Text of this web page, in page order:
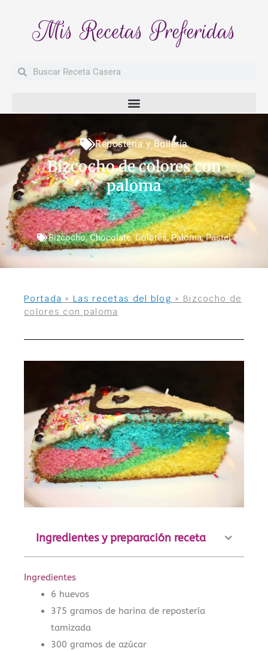
Mis Recetas Preferidas
BuscarBuscar
Repostería y Bollería
Bizcocho de colores con
paloma
Bizcocho,Chocolate,Colores,Paloma,Pastel
Portada » Las recetas del blog » Bizcocho de
colores con paloma
Ingredientes y preparación receta
Ingredientes
6 huevos
375 gramos de harina de repostería
tamizada
300 gramos de azúcar